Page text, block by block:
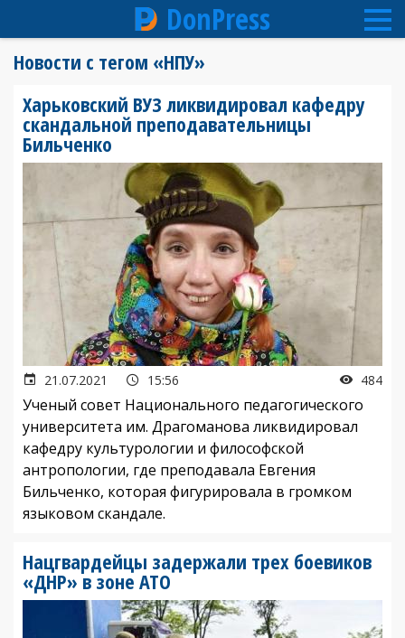
содержанию
DonPress
Новости с тегом «НПУ»
Харьковский ВУЗ ликвидировал кафедру
скандальной преподавательницы
Бильченко
21.07.2021 15:56 484
Ученый совет Национального педагогического
университета им. Драгоманова ликвидировал
кафедру культурологии и философской
антропологии, где преподавала Евгения
Бильченко, которая фигурировала в громком
языковом скандале.
Нацгвардейцы задержали трех боевиков
«ДНР» в зоне АТО